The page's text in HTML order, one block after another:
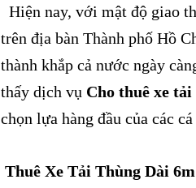
Hiện nay, với mật độ giao
trên địa bàn Thành phố Hồ
thành khắp cả nước ngày
thấy dịch vụ Cho thuê xe
chọn lựa hàng đầu của các
Thuê Xe Tải Thùng Dài